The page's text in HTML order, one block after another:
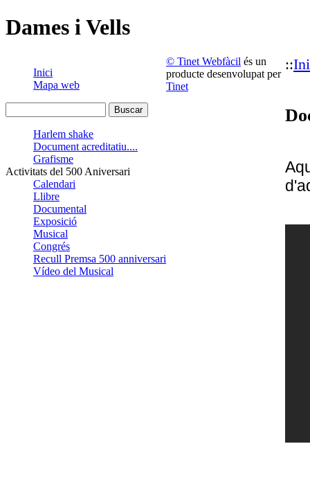
Dames i Vells
Inici
Mapa web
Harlem shake
Document acreditatiu....
Grafisme
Activitats del 500 Aniversari
Calendari
Llibre
Documental
Exposició
Musical
Congrés
Recull Premsa 500 anniversari
Vídeo del Musical
::
© Tinet Webfàcil és un
producte desenvolupat per
Tinet